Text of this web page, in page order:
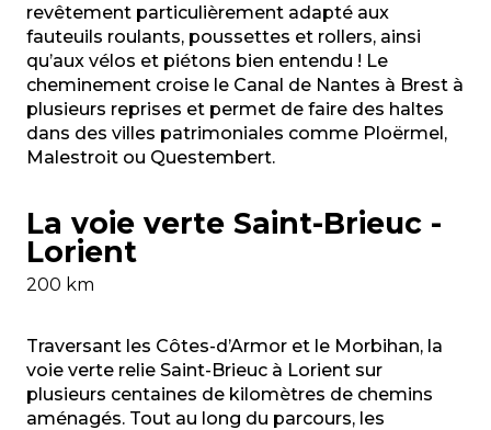
revêtement particulièrement adapté aux
fauteuils roulants, poussettes et rollers, ainsi
qu’aux vélos et piétons bien entendu ! Le
cheminement croise le Canal de Nantes à Brest à
plusieurs reprises et permet de faire des haltes
dans des villes patrimoniales comme Ploërmel,
Malestroit ou Questembert.
La voie verte Saint-Brieuc -
Lorient
200 km
Traversant les Côtes-d’Armor et le Morbihan, la
voie verte relie Saint-Brieuc à Lorient sur
plusieurs centaines de kilomètres de chemins
aménagés. Tout au long du parcours, les